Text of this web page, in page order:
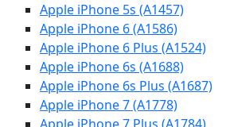
Apple iPhone 5s (A1457)
Apple iPhone 6 (A1586)
Apple iPhone 6 Plus (A1524)
Apple iPhone 6s (A1688)
Apple iPhone 6s Plus (A1687)
Apple iPhone 7 (A1778)